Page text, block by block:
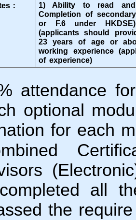
：
1) Ability to read
Completion of
or F.6 under
(applicants should
23 years of age or
working experience
of experience)
attendance
optional
for each
all
the